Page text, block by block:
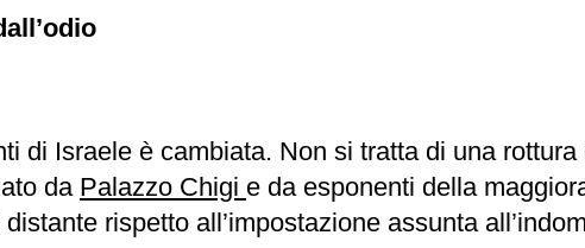
di Israele è cambiata. Non si tratta di una
da Palazzo Chigi e da esponenti della
rispetto all’impostazione assunta